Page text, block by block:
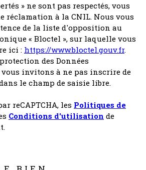
» ne sont pas respectés, vous
réclamation à la CNIL. Nous vous
de la liste d'opposition au
« Bloctel », sur laquelle vous
ici : https://www.bloctel.gouv.fr.
des Données
invitons à ne pas inscrire de
le champ de saisie libre.
reCAPTCHA, les Politiques de
Conditions d'utilisation de